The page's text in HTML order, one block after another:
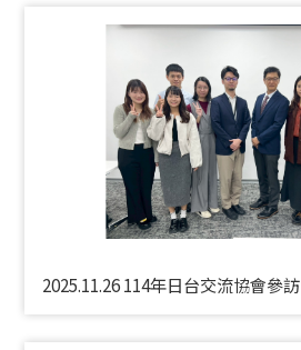
2025.11.26 114年日台交流協會參訪